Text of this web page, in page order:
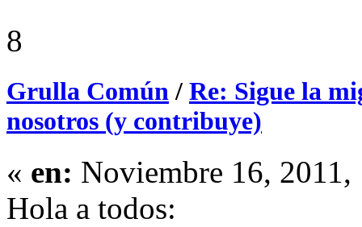
8
Grulla Común / Re: Sigue la
nosotros (y contribuye)
« en: Noviembre 16,
Hola a todos: